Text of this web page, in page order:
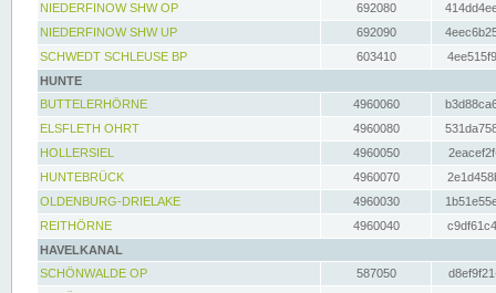
NIEDERFINOW SHW OP
692080
NIEDERFINOW SHW UP
692090
SCHWEDT SCHLEUSE BP
603410
HUNTE
BUTTELERHÖRNE
4960060
ELSFLETH OHRT
4960080
HOLLERSIEL
4960050
HUNTEBRÜCK
4960070
OLDENBURG-DRIELAKE
4960030
REITHÖRNE
4960040
HAVELKANAL
SCHÖNWALDE OP
587050